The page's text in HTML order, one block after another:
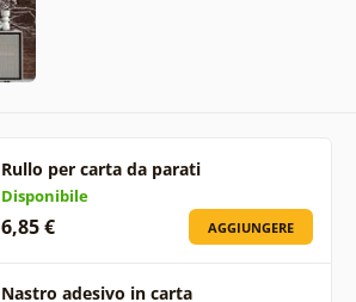
Rullo per carta da parati
Disponibile
6,85 € AGGIUNGERE
Nastro adesivo in carta